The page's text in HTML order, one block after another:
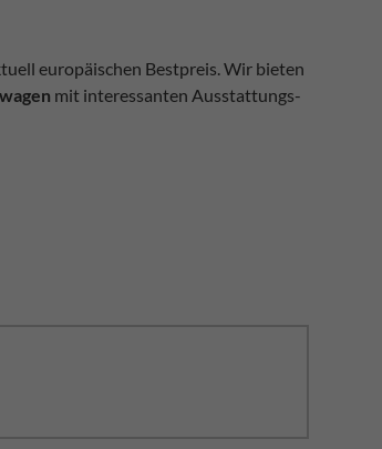
europäischen Bestpreis. Wir bieten
mit interessanten Ausstattungs-